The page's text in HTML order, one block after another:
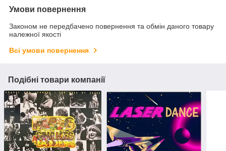
Умови повернення
Законом не передбачено повернення та обмін даного товару
належної якості
Всі умови повернення
Подібні товари компанії